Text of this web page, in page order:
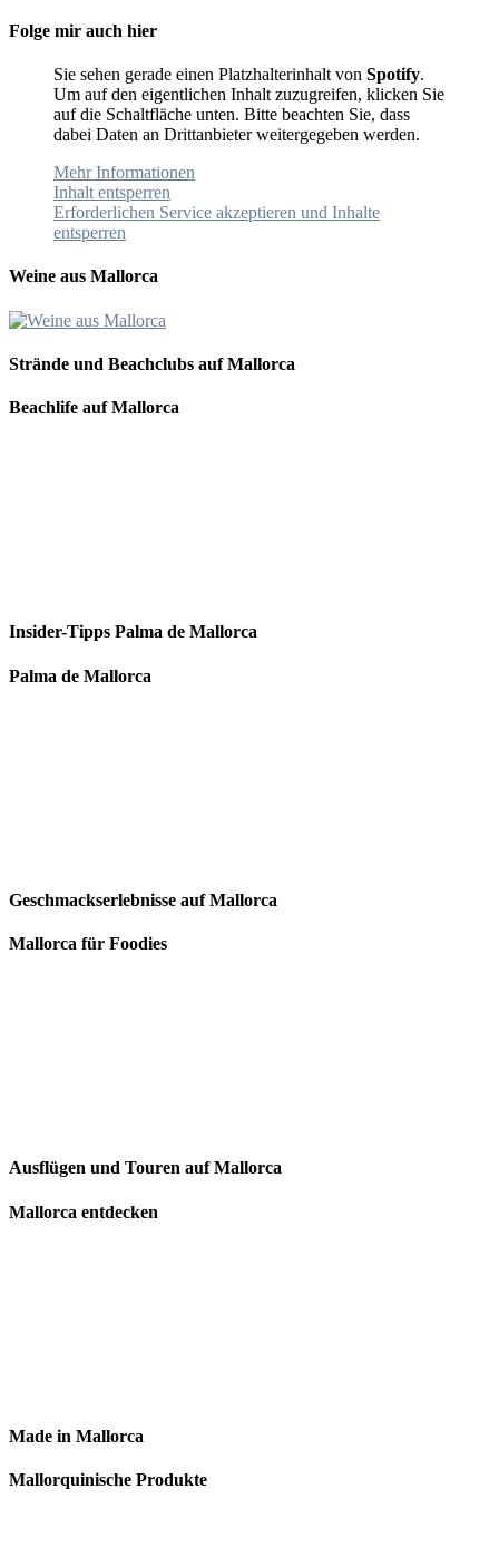
Folge mir auch hier
Sie sehen gerade einen Platzhalterinhalt von Spotify.
Um auf den eigentlichen Inhalt zuzugreifen, klicken Sie
auf die Schaltfläche unten. Bitte beachten Sie, dass
dabei Daten an Drittanbieter weitergegeben werden.
Mehr Informationen
Inhalt entsperren
Erforderlichen Service akzeptieren und Inhalte
entsperren
Weine aus Mallorca
Strände und Beachclubs auf Mallorca
Beachlife auf Mallorca
Insider-Tipps Palma de Mallorca
Palma de Mallorca
Geschmackserlebnisse auf Mallorca
Mallorca für Foodies
Ausflügen und Touren auf Mallorca
Mallorca entdecken
Made in Mallorca
Mallorquinische Produkte